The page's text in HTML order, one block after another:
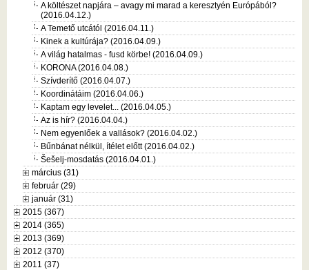
A költészet napjára – avagy mi marad a keresztyén Európából?
(2016.04.12.)
A Temető utcától (2016.04.11.)
Kinek a kultúrája? (2016.04.09.)
A világ hatalmas - fusd körbe! (2016.04.09.)
KORONA (2016.04.08.)
Szívderítő (2016.04.07.)
Koordinátáim (2016.04.06.)
Kaptam egy levelet... (2016.04.05.)
Az is hír? (2016.04.04.)
Nem egyenlőek a vallások? (2016.04.02.)
Bűnbánat nélkül, ítélet előtt (2016.04.02.)
Šešelj-mosdatás (2016.04.01.)
március (31)
február (29)
január (31)
2015 (367)
2014 (365)
2013 (369)
2012 (370)
2011 (37)